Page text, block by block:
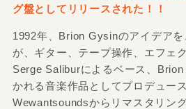
グ盤としてリリースされた！！
1992年、Brion Gysinのアイデア
が、ギター、テープ操作、エフェ
Serge Saliburによるベース、
かれる音楽作品としてプロデュー
Wewantsoundsからリマスタリン